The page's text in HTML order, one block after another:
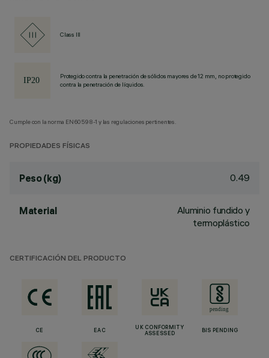
Class III
Protegido contra la penetración de sólidos mayores de 12 mm, no protegido
contra la penetración de líquidos.
Cumple con la norma EN60598-1 y las regulaciones pertinentes.
PROPIEDADES FÍSICAS
Peso (kg) 0.49
Material
Aluminio fundido y
termoplástico
CERTIFICACIÓN DEL PRODUCTO
CE EAC
UK CONFORMITY
ASSESSED
BIS PENDING